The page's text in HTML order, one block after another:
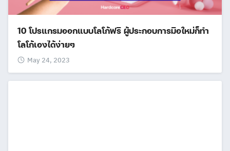
10 โปรแกรมออกแบบโลโก้ฟรี ผู้ประกอบการมือใหม่ก็ทำ
โลโก้เองได้ง่ายๆ
May 24, 2023